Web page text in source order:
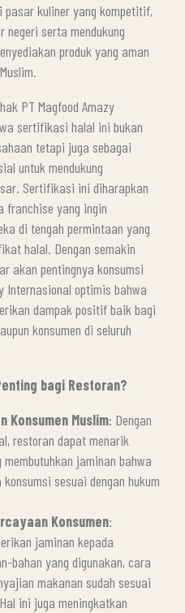
kuliner yang kompetitif,
negeri serta mendukung
produk yang aman
PT Magfood Amazy
sertifikasi halal ini bukan
tetapi juga sebagai
untuk mendukung
Sertifikasi ini diharapkan
franchise yang ingin
di tengah permintaan yang
halal. Dengan semakin
akan pentingnya konsumsi
Internasional optimis bahwa
dampak positif baik bagi
konsumen di seluruh
bagi Restoran?
Konsumen Muslim: Dengan
restoran dapat menarik
membutuhkan jaminan bahwa
sesuai dengan hukum
Konsumen:
jaminan kepada
bahan yang digunakan, cara
makanan sudah sesuai
ini juga meningkatkan